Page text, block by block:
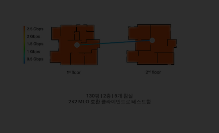
130평 | 2층 | 5개 침실
2×2 MLO 호환 클라이언트로 테스트함